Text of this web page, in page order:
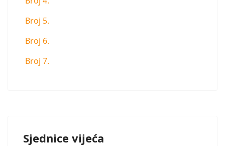
Broj 5.
Broj 6.
Broj 7.
Sjednice vijeća